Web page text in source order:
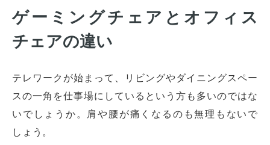
ゲーミングチェアとオフィス
チェアの違い
テレワークが始まって、リビングやダイニングスペー
スの一角を仕事場にしているという方も多いのではな
いでしょうか。肩や腰が痛くなるのも無理もないで
しょう。